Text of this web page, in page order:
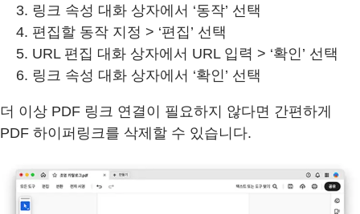
링크 속성 대화 상자에서 ‘동작’ 선택
편집할 동작 지정 > ‘편집’ 선택
URL 편집 대화 상자에서 URL 입력 > ‘확인’ 선택
링크 속성 대화 상자에서 ‘확인’ 선택
더 이상 PDF 링크 연결이 필요하지 않다면 간편하게
PDF 하이퍼링크를 삭제할 수 있습니다.